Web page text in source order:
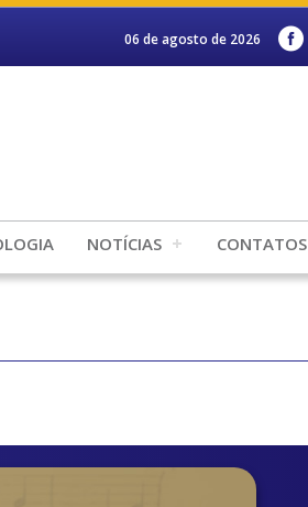
06 de agosto de 2026
NOTÍCIAS CONTATOS